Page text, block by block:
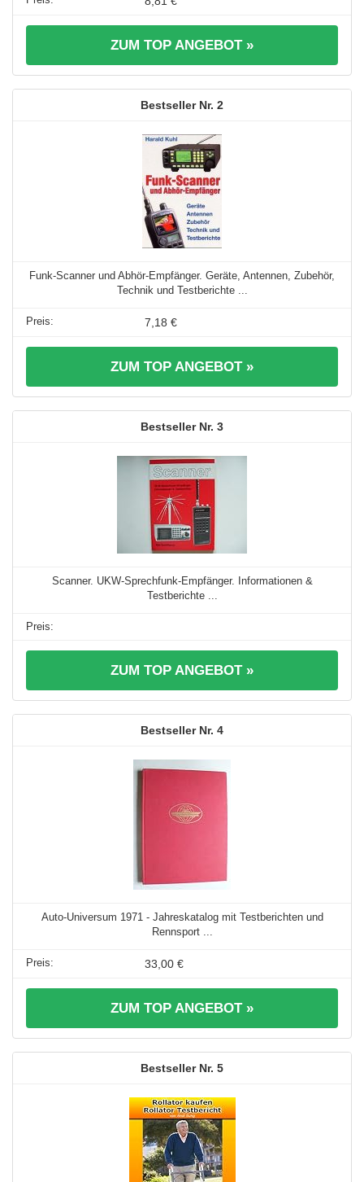
ZUM TOP ANGEBOT »
2
Funk-Scanner und Abhör-Empfänger. Geräte, Antennen, Zubehör,
Technik und Testberichte ...
7,18 €
ZUM TOP ANGEBOT »
3
Scanner. UKW-Sprechfunk-Empfänger. Informationen &
Testberichte ...
ZUM TOP ANGEBOT »
4
Auto-Universum 1971 - Jahreskatalog mit Testberichten und
Rennsport ...
33,00 €
ZUM TOP ANGEBOT »
5